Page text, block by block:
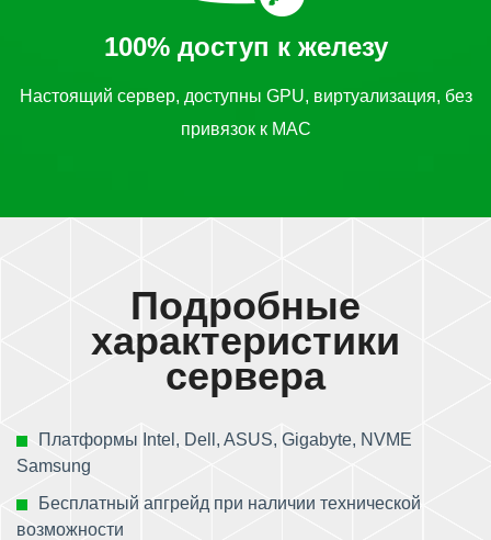
100% доступ к железу
Настоящий сервер, доступны GPU, виртуализация, без
привязок к MAC
Подробные
характеристики
сервера
Платформы Intel, Dell, ASUS, Gigabyte, NVME
Samsung
Бесплатный апгрейд при наличии технической
возможности